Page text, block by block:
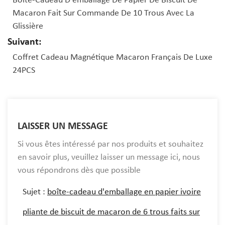
Macaron Fait Sur Commande De 10 Trous Avec La
Glissière
Suivant:
Coffret Cadeau Magnétique Macaron Français De Luxe
24PCS
LAISSER UN MESSAGE
Si vous êtes intéressé par nos produits et souhaitez
en savoir plus, veuillez laisser un message ici, nous
vous répondrons dès que possible
Sujet : boîte-cadeau d'emballage en papier ivoire
pliante de biscuit de macaron de 6 trous faits sur